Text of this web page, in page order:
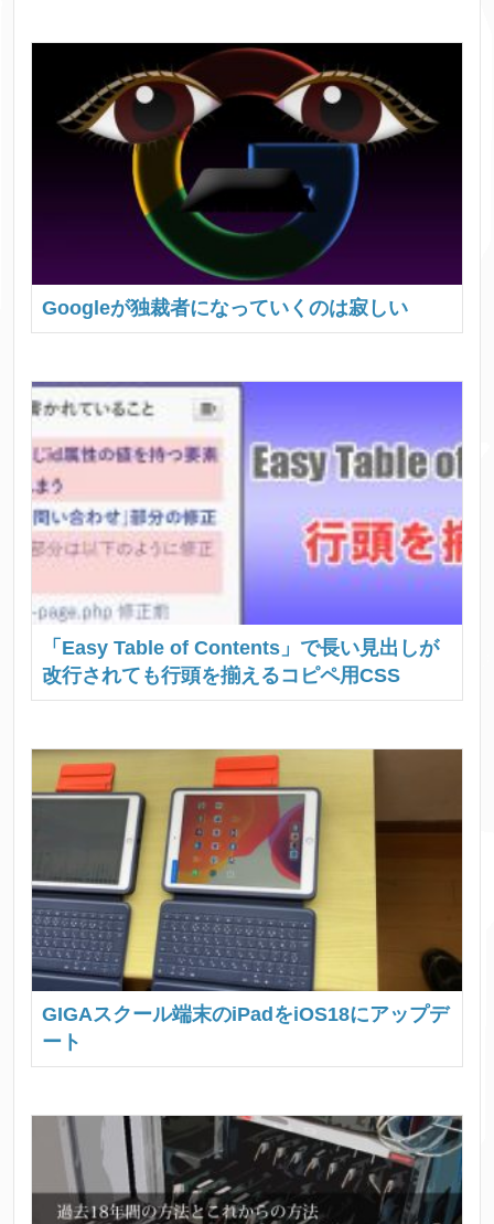
Googleが独裁者になっていくのは寂しい
「Easy Table of Contents」で長い見出しが
改行されても行頭を揃えるコピペ用CSS
GIGAスクール端末のiPadをiOS18にアップデ
ート